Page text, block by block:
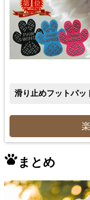
滑り止めフットパッ
まとめ